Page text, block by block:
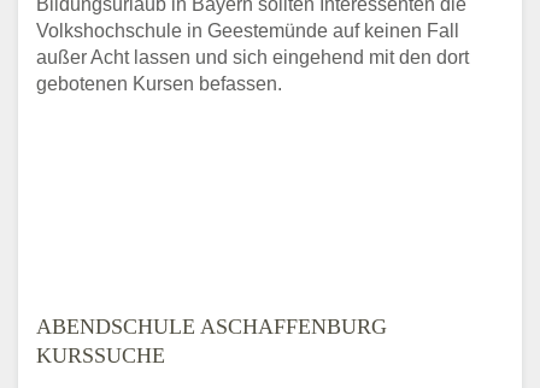
Volkshochschule in Geestemünde auf keinen Fall
außer Acht lassen und sich eingehend mit den dort
gebotenen Kursen befassen.
ABENDSCHULE ASCHAFFENBURG
KURSSUCHE